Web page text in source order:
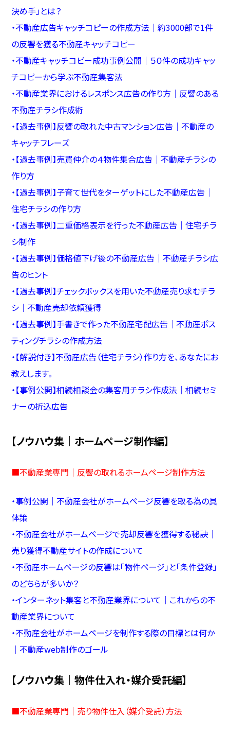
決め手」とは？
・不動産広告キャッチコピーの作成方法｜約3000部で1件
の反響を獲る不動産キャッチコピー
・不動産キャッチコピー成功事例公開｜５０件の成功キャッ
チコピーから学ぶ不動産集客法
・不動産業界におけるレスポンス広告の作り方｜反響のある
不動産チラシ作成術
・【過去事例】反響の取れた中古マンション広告｜不動産の
キャッチフレーズ
・【過去事例】売買仲介の４物件集合広告｜不動産チラシの
作り方
・【過去事例】子育て世代をターゲットにした不動産広告｜
住宅チラシの作り方
・【過去事例】二重価格表示を行った不動産広告｜住宅チラ
シ制作
・【過去事例】価格値下げ後の不動産広告｜不動産チラシ広
告のヒント
・【過去事例】チェックボックスを用いた不動産売り求むチラ
シ｜不動産売却依頼獲得
・【過去事例】手書きで作った不動産宅配広告｜不動産ポス
ティングチラシの作成方法
・【解説付き】不動産広告（住宅チラシ）作り方を、あなたにお
教えします。
・【事例公開】相続相談会の集客用チラシ作成法｜相続セミ
ナーの折込広告
【ノウハウ集｜ホームページ制作編】
■不動産業専門｜反響の取れるホームページ制作方法
・事例公開｜不動産会社がホームページ反響を取る為の具
体策
・不動産会社がホームページで売却反響を獲得する秘訣｜
売り獲得不動産サイトの作成について
・不動産ホームページの反響は「物件ページ」と「条件登録」
のどちらが多いか？
・インターネット集客と不動産業界について｜これからの不
動産業界について
・不動産会社がホームページを制作する際の目標とは何か
｜不動産web制作のゴール
【ノウハウ集｜物件仕入れ・媒介受託編】
■不動産業専門｜売り物件仕入（媒介受託）方法